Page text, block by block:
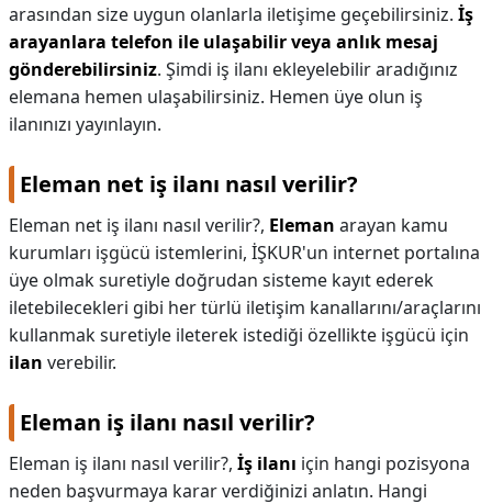
arasından size uygun olanlarla iletişime geçebilirsiniz. İş
arayanlara telefon ile ulaşabilir veya anlık mesaj
gönderebilirsiniz. Şimdi iş ilanı ekleyelebilir aradığınız
elemana hemen ulaşabilirsiniz. Hemen üye olun iş
ilanınızı yayınlayın.
Eleman net iş ilanı nasıl verilir?
Eleman net iş ilanı nasıl verilir?, Eleman arayan kamu
kurumları işgücü istemlerini, İŞKUR'un internet portalına
üye olmak suretiyle doğrudan sisteme kayıt ederek
iletebilecekleri gibi her türlü iletişim kanallarını/araçlarını
kullanmak suretiyle ileterek istediği özellikte işgücü için
ilan verebilir.
Eleman iş ilanı nasıl verilir?
Eleman iş ilanı nasıl verilir?, İş ilanı için hangi pozisyona
neden başvurmaya karar verdiğinizi anlatın. Hangi